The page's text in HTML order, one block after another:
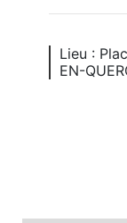
Lieu :
EN-